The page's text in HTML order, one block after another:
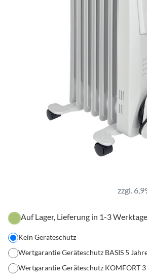
zzgl.
Auf Lager, Lieferung in 1-3
Kein Geräteschutz
Wertgarantie Geräteschutz BASIS 5
Wertgarantie Geräteschutz KOMFORT 3